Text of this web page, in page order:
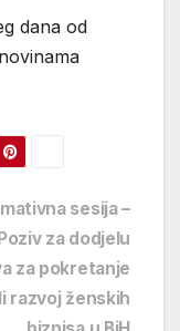
dana od
sesija –
za dodjelu
za pokretanje
razvoj ženskih